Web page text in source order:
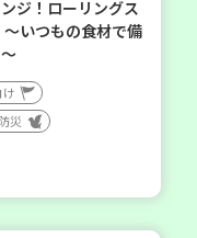
ジ！ローリングス
～いつもの食材で備
災